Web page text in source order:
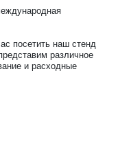
посетить наш стенд
различное
и расходные